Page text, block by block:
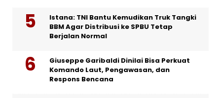
Istana: TNI Bantu Kemudikan Truk Tangki
BBM Agar Distribusi ke SPBU Tetap
Berjalan Normal
Giuseppe Garibaldi Dinilai Bisa Perkuat
Komando Laut, Pengawasan, dan
Respons Bencana